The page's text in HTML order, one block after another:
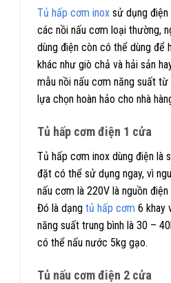
Tủ hấp cơm inox sử dụng
các nồi nấu cơm loại thường,
dùng điện còn có thể dùng để
khác như giò chả và hải sản
mẫu nồi nấu cơm năng suất
lựa chọn hoàn hảo cho nhà
Tủ hấp cơm điện 1 cửa
Tủ hấp cơm inox dùng điện là
đặt có thể sử dụng ngay, vì
nấu cơm là 220V là nguồn
Đó là dạng tủ hấp cơm 6 khay
năng suất trung bình là 30 –
có thể nấu nước 5kg gạo.
Tủ nấu cơm điện 2 cửa